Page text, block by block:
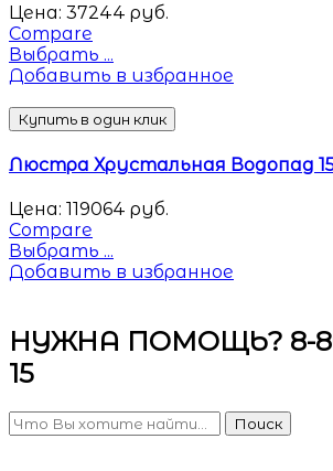
Цена: 37244 руб.
Compare
Выбрать ...
Добавить в избранное
Купить в один клик
Люстра Хрустальная Водопад
Цена: 119064 руб.
Compare
Выбрать ...
Добавить в избранное
НУЖНА ПОМОЩЬ? 8-
15
Поиск